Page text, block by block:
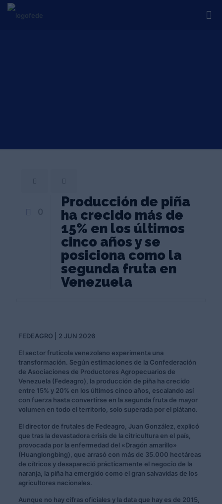
Producción de piña
ha crecido más de
15% en los últimos
cinco años y se
posiciona como la
segunda fruta en
Venezuela
FEDEAGRO | 2 JUN 2026
El sector frutícola venezolano experimenta una
transformación. Según estimaciones de la Confederación
de Asociaciones de Productores Agropecuarios de
Venezuela (Fedeagro), la producción de piña ha crecido
entre 15% y 20% en los últimos cinco años, escalando así
con fuerza hasta convertirse en la segunda fruta de mayor
volumen en todo el territorio, solo superada por el plátano.
El director de frutales de Fedeagro, Juan González, explicó
que tras la devastadora crisis de la citricultura en el país,
provocada por la enfermedad del «Dragón amarillo»
(Huanglongbing), que arrasó con más de 35.000 hectáreas
de cítricos y desapareció prácticamente el negocio de la
naranja, la piña ha emergido como el gran salvavidas de los
agricultores nacionales.
Aunque no hay cifras oficiales y la data que hay es de 2015,